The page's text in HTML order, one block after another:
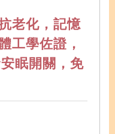
老化，記憶
工學佐證，
眠開關，免